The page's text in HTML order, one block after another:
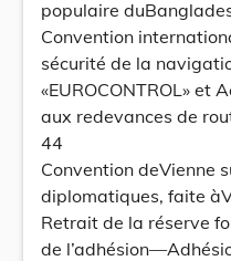
populaire
Convention
sécurité de la
«EUROCONTROL» et
aux redevances de
44
Convention deVienne
diplomatiques, faite
Retrait de la réserve
de